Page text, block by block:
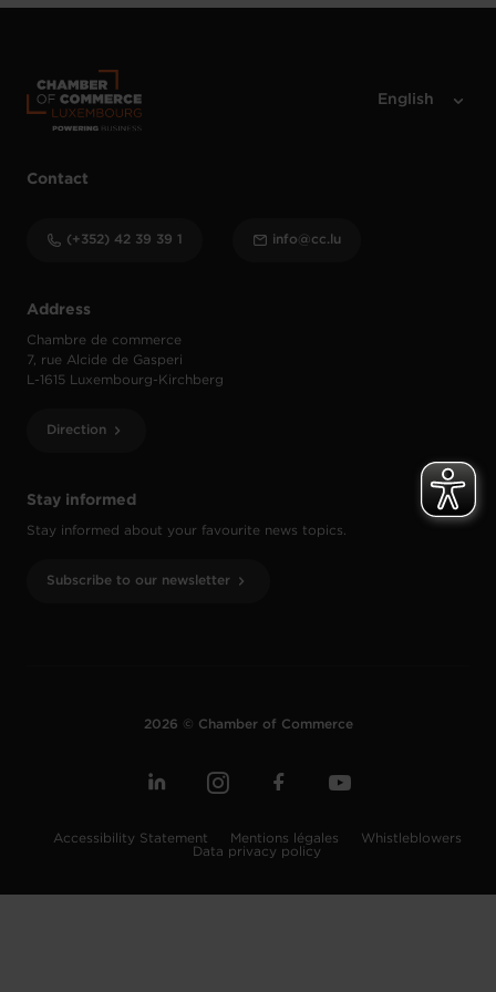
Stay informed
Stay informed about your favourite news topics.
Subscribe to our newsletter
Address
Chambre de commerce
7, rue Alcide de Gasperi
L-1615 Luxembourg-Kirchberg
Direction
Contact
(+352) 42 39 39 1 info@cc.lu
2026 © Chamber of Commerce
Accessibility Statement Mentions légales
Whistleblowers
Data privacy policy